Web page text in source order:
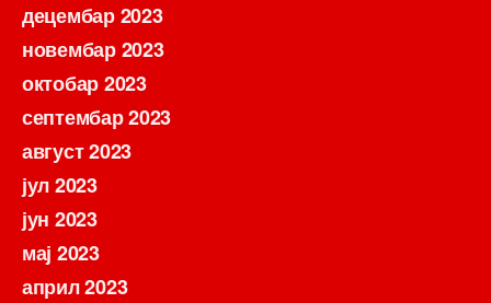
децембар 2023
новембар 2023
октобар 2023
септембар 2023
август 2023
јул 2023
јун 2023
мај 2023
април 2023